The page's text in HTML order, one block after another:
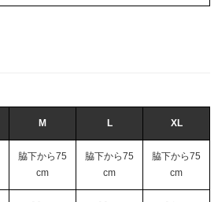
M L XL
脇下から75
cm
脇下から75
cm
脇下から75
cm